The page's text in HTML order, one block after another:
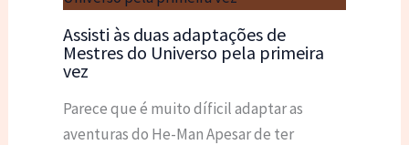
Assisti às duas adaptações de
Mestres do Universo pela primeira
vez
Parece que é muito díficil adaptar as
aventuras do He-Man Apesar de ter